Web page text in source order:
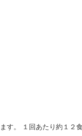
。 １回あたり約１２